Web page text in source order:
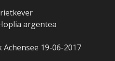
argentea
19-06-2017